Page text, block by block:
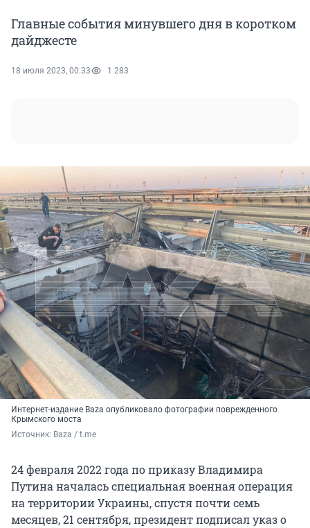
Главные события минувшего дня в коротком
дайджесте
18 июля 2023, 00:33 1 283
Интернет-издание Baza опубликовало фотографии поврежденного
Крымского моста
Источник: Baza / t.me
24 февраля 2022 года по приказу Владимира
Путина началась специальная военная операция
на территории Украины, спустя почти семь
месяцев, 21 сентября, президент подписал указ о